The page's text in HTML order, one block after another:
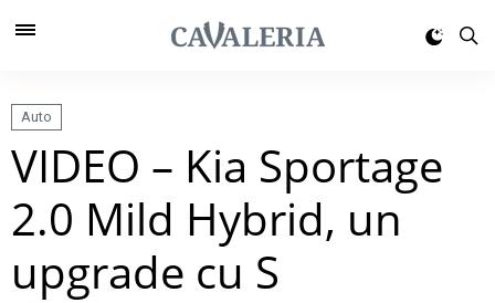
Auto
VIDEO – Kia Sportage
2.0 Mild Hybrid, un
upgrade cu S